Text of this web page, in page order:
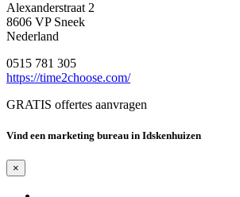
Alexanderstraat 2
8606 VP Sneek
Nederland
0515 781 305
https://time2choose.com/
GRATIS offertes aanvragen
Vind een marketing bureau in Idskenhuizen
×